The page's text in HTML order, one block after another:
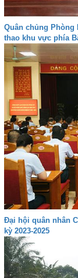
Quân chủng Phòng
thao khu vực phía
Đại hội quân nhân
kỳ 2023-2025